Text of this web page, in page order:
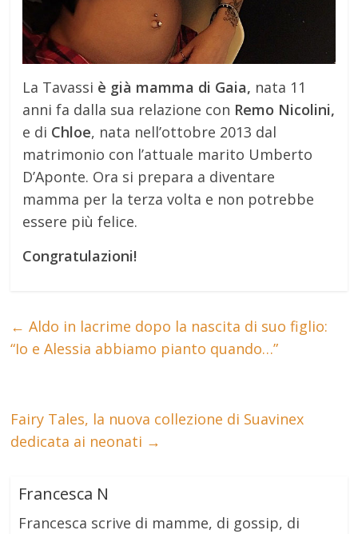
La Tavassi è già mamma di Gaia, nata 11
anni fa dalla sua relazione con Remo Nicolini,
e di Chloe, nata nell’ottobre 2013 dal
matrimonio con l’attuale marito Umberto
D’Aponte. Ora si prepara a diventare
mamma per la terza volta e non potrebbe
essere più felice.
Congratulazioni!
← Aldo in lacrime dopo la nascita di suo figlio:
“Io e Alessia abbiamo pianto quando…”
Fairy Tales, la nuova collezione di Suavinex
dedicata ai neonati →
Francesca N
Francesca scrive di mamme, di gossip, di